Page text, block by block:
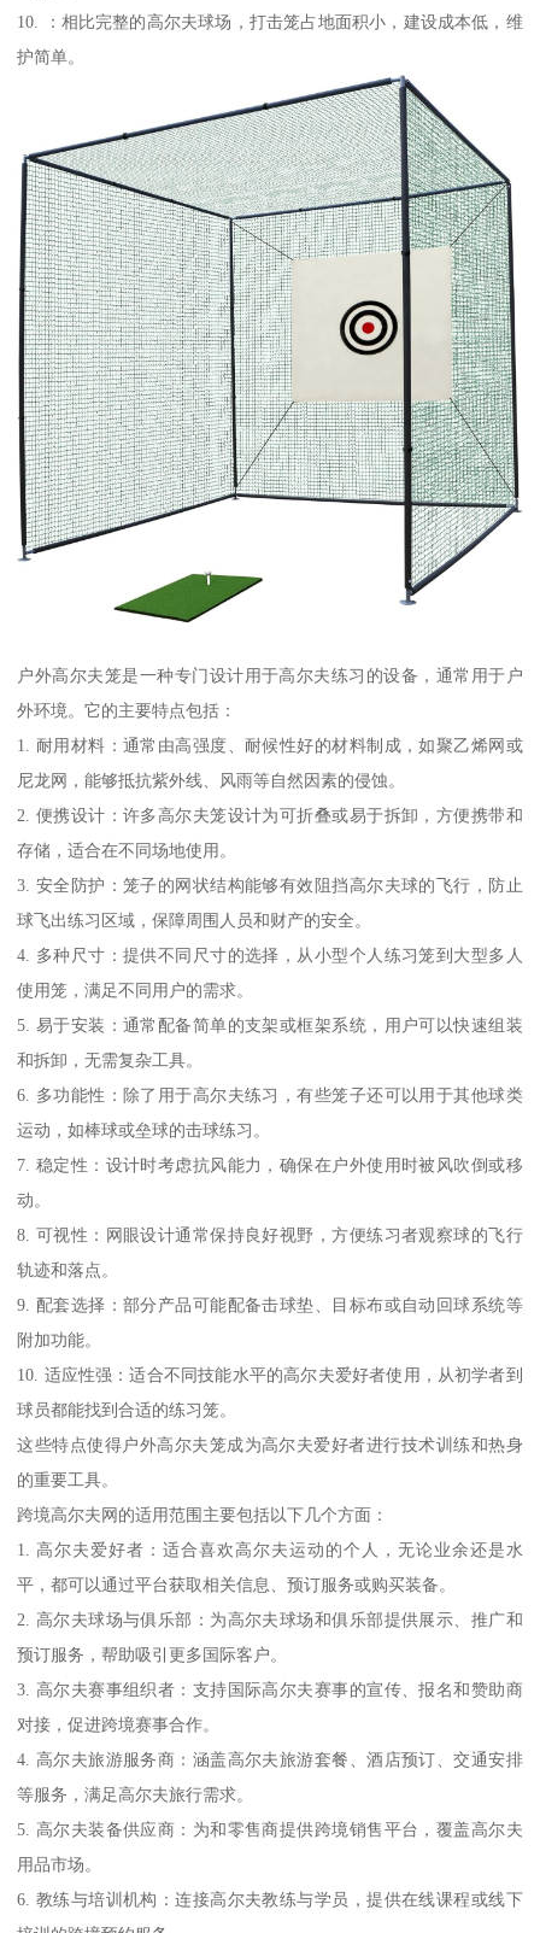
10. ：相比完整的高尔夫球场，打击笼占地面积小，建设成本低，维
护简单。
户外高尔夫笼是一种专门设计用于高尔夫练习的设备，通常用于户
外环境。它的主要特点包括：
1. 耐用材料：通常由高强度、耐候性好的材料制成，如聚乙烯网或
尼龙网，能够抵抗紫外线、风雨等自然因素的侵蚀。
2. 便携设计：许多高尔夫笼设计为可折叠或易于拆卸，方便携带和
存储，适合在不同场地使用。
3. 安全防护：笼子的网状结构能够有效阻挡高尔夫球的飞行，防止
球飞出练习区域，保障周围人员和财产的安全。
4. 多种尺寸：提供不同尺寸的选择，从小型个人练习笼到大型多人
使用笼，满足不同用户的需求。
5. 易于安装：通常配备简单的支架或框架系统，用户可以快速组装
和拆卸，无需复杂工具。
6. 多功能性：除了用于高尔夫练习，有些笼子还可以用于其他球类
运动，如棒球或垒球的击球练习。
7. 稳定性：设计时考虑抗风能力，确保在户外使用时被风吹倒或移
动。
8. 可视性：网眼设计通常保持良好视野，方便练习者观察球的飞行
轨迹和落点。
9. 配套选择：部分产品可能配备击球垫、目标布或自动回球系统等
附加功能。
10. 适应性强：适合不同技能水平的高尔夫爱好者使用，从初学者到
球员都能找到合适的练习笼。
这些特点使得户外高尔夫笼成为高尔夫爱好者进行技术训练和热身
的重要工具。
跨境高尔夫网的适用范围主要包括以下几个方面：
1. 高尔夫爱好者：适合喜欢高尔夫运动的个人，无论业余还是水
平，都可以通过平台获取相关信息、预订服务或购买装备。
2. 高尔夫球场与俱乐部：为高尔夫球场和俱乐部提供展示、推广和
预订服务，帮助吸引更多国际客户。
3. 高尔夫赛事组织者：支持国际高尔夫赛事的宣传、报名和赞助商
对接，促进跨境赛事合作。
4. 高尔夫旅游服务商：涵盖高尔夫旅游套餐、酒店预订、交通安排
等服务，满足高尔夫旅行需求。
5. 高尔夫装备供应商：为和零售商提供跨境销售平台，覆盖高尔夫
用品市场。
6. 教练与培训机构：连接高尔夫教练与学员，提供在线课程或线下